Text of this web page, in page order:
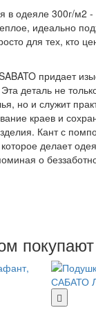
в одеяле 300г/м2
идеально
для тех, кто
придает
деталь не
но и служит
краев и
Кант с
делает
о
покупают